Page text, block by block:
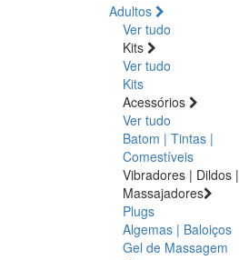
Adultos
Ver tudo
Kits
Ver tudo
Kits
Acessórios
Ver tudo
Batom | Tintas |
Comestíveis
Vibradores | Dildos |
Massajadores
Plugs
Algemas | Baloiços
Gel de Massagem